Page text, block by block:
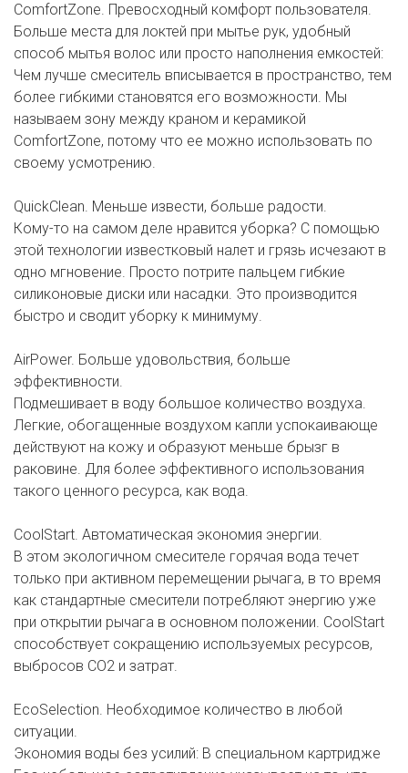
ComfortZone. Превосходный комфорт пользователя.
Больше места для локтей при мытье рук, удобный
способ мытья волос или просто наполнения емкостей:
Чем лучше смеситель вписывается в пространство, тем
более гибкими становятся его возможности. Мы
называем зону между краном и керамикой
ComfortZone, потому что ее можно использовать по
своему усмотрению.
QuickClean. Меньше извести, больше радости.
Кому-то на самом деле нравится уборка? С помощью
этой технологии известковый налет и грязь исчезают в
одно мгновение. Просто потрите пальцем гибкие
силиконовые диски или насадки. Это производится
быстро и сводит уборку к минимуму.
AirPower. Больше удовольствия, больше
эффективности.
Подмешивает в воду большое количество воздуха.
Легкие, обогащенные воздухом капли успокаивающе
действуют на кожу и образуют меньше брызг в
раковине. Для более эффективного использования
такого ценного ресурса, как вода.
CoolStart. Автоматическая экономия энергии.
В этом экологичном смесителе горячая вода течет
только при активном перемещении рычага, в то время
как стандартные смесители потребляют энергию уже
при открытии рычага в основном положении. CoolStart
способствует сокращению используемых ресурсов,
выбросов CO2 и затрат.
EcoSelection. Необходимое количество в любой
ситуации.
Экономия воды без усилий: В специальном картридже